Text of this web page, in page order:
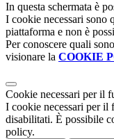
In questa schermata è
I cookie necessari sono
piattaforma e non è
Per conoscere quali
visionare la COOKIE
Cookie necessari per il
I cookie necessari per il
disabilitati. È possibile
policy.